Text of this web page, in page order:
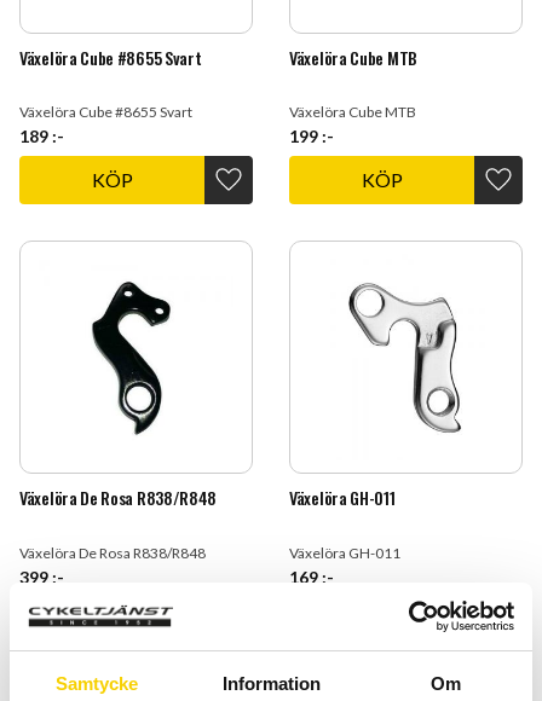
Samtycke Information Om
Växelöra Cube #8655 Svart
Växelöra Cube #8655 Svart
189 :-
Lägg till i favoriter
KÖP
Växelöra Cube MTB
Växelöra Cube MTB
199 :-
KÖP
Växelöra De Rosa R838/R848
Växelöra De Rosa R838/R848
399 :-
KÖP
Växelöra GH-011
Växelöra GH-011
169 :-